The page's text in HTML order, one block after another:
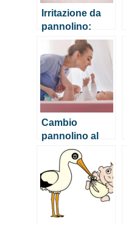
Irritazione da
pannolino:
come
riconoscerla e
cosa fare
Cambio
pannolino al
neonato:
consigli utili per
non sbagliare